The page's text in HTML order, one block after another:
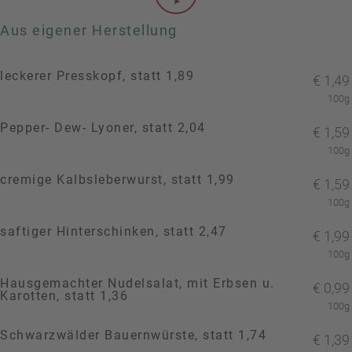
Aus eigener Herstellung
leckerer Presskopf, statt 1,89 € 1,49
100g
Pepper- Dew- Lyoner, statt 2,04 € 1,59
100g
cremige Kalbsleberwurst, statt 1,99 € 1,59
100g
saftiger Hinterschinken, statt 2,47 € 1,99
100g
Hausgemachter Nudelsalat, mit Erbsen u.
Karotten, statt 1,36
€ 0,99
100g
Schwarzwälder Bauernwürste, statt 1,74 € 1,39